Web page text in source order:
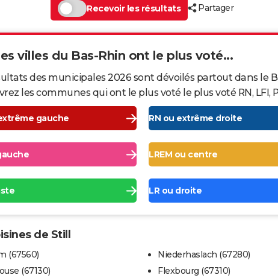
Recevoir les résultats
Partager
villes du Bas-Rhin ont le plus voté...
des municipales 2026 sont dévoilés partout dans le
les communes qui ont le plus voté le plus voté RN, LFI,
gauche RN ou extrême droite
LREM ou centre
LR ou droite
de Still
(67560)
(67130)
Niederhaslach (67280)
Flexbourg (67310)